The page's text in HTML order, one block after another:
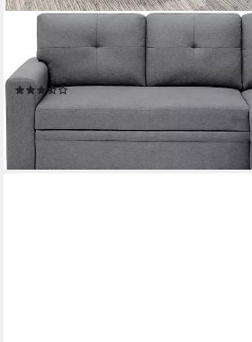
ATLANTIC HOME COLLECTION
Ecksofa Gerrit L-Form, B: 216 cm, mit
Bettkasten
(176)
479,99 € UVP747,00 €
-36%
lieferbar - in 2-3 Werktagen bei dir